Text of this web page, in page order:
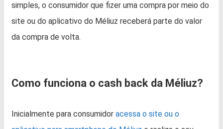
simples, o consumidor que fizer uma compra por meio do
site ou do aplicativo do Méliuz receberá parte do valor
da compra de volta.
Como funciona o cash back da Méliuz?
Inicialmente para consumidor acessa o site ou o